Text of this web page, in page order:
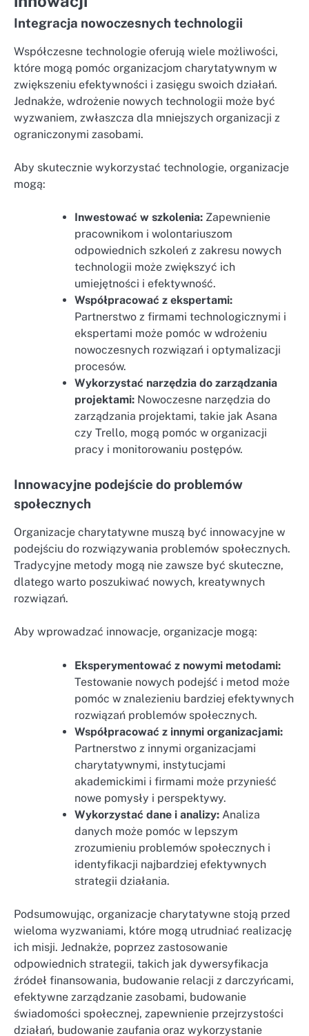
Integracja nowoczesnych technologii
Współczesne technologie oferują wiele możliwości,
które mogą pomóc organizacjom charytatywnym w
zwiększeniu efektywności i zasięgu swoich działań.
Jednakże, wdrożenie nowych technologii może być
wyzwaniem, zwłaszcza dla mniejszych organizacji z
ograniczonymi zasobami.
Aby skutecznie wykorzystać technologie, organizacje
mogą:
Inwestować w szkolenia: Zapewnienie
pracownikom i wolontariuszom
odpowiednich szkoleń z zakresu nowych
technologii może zwiększyć ich
umiejętności i efektywność.
Współpracować z ekspertami:
Partnerstwo z firmami technologicznymi i
ekspertami może pomóc w wdrożeniu
nowoczesnych rozwiązań i optymalizacji
procesów.
Wykorzystać narzędzia do zarządzania
projektami: Nowoczesne narzędzia do
zarządzania projektami, takie jak Asana
czy Trello, mogą pomóc w organizacji
pracy i monitorowaniu postępów.
Innowacyjne podejście do problemów
społecznych
Organizacje charytatywne muszą być innowacyjne w
podejściu do rozwiązywania problemów społecznych.
Tradycyjne metody mogą nie zawsze być skuteczne,
dlatego warto poszukiwać nowych, kreatywnych
rozwiązań.
Aby wprowadzać innowacje, organizacje mogą:
Eksperymentować z nowymi metodami:
Testowanie nowych podejść i metod może
pomóc w znalezieniu bardziej efektywnych
rozwiązań problemów społecznych.
Współpracować z innymi organizacjami:
Partnerstwo z innymi organizacjami
charytatywnymi, instytucjami
akademickimi i firmami może przynieść
nowe pomysły i perspektywy.
Wykorzystać dane i analizy: Analiza
danych może pomóc w lepszym
zrozumieniu problemów społecznych i
identyfikacji najbardziej efektywnych
strategii działania.
Podsumowując, organizacje charytatywne stoją przed
wieloma wyzwaniami, które mogą utrudniać realizację
ich misji. Jednakże, poprzez zastosowanie
odpowiednich strategii, takich jak dywersyfikacja
źródeł finansowania, budowanie relacji z darczyńcami,
efektywne zarządzanie zasobami, budowanie
świadomości społecznej, zapewnienie przejrzystości
działań, budowanie zaufania oraz wykorzystanie